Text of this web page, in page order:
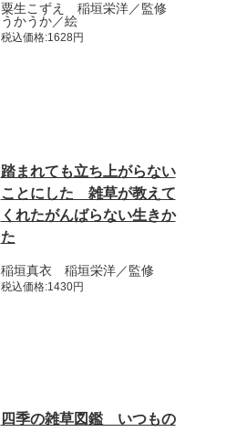
粟生こずえ 稲垣栄洋／監修
うかうか／絵
税込価格:1628円
踏まれても立ち上がらない
ことにした 雑草が教えて
くれたがんばらない生きか
た
稲垣真衣 稲垣栄洋／監修
税込価格:1430円
四季の雑草図鑑 いつもの